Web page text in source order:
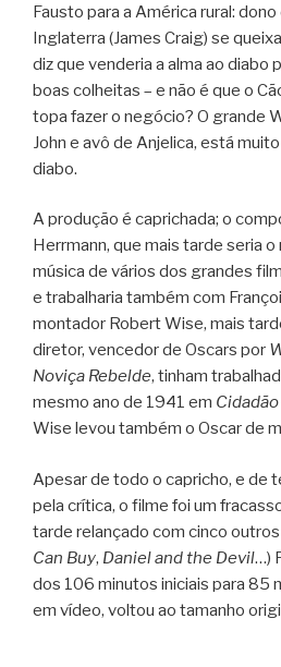
Fausto para a América rural:
Inglaterra (James Craig) se
diz que venderia a alma ao diabo
boas colheitas – e não é que o
topa fazer o negócio? O grande
John e avô de Anjelica, está
diabo.
A produção é caprichada; o
Herrmann, que mais tarde seria
música de vários dos grandes
e trabalharia também com
montador Robert Wise, mais
diretor, vencedor de Oscars por
Noviça Rebelde, tinham
mesmo ano de 1941 em
Wise levou também o Oscar de
Apesar de todo o capricho, e de
pela crítica, o filme foi um
tarde relançado com cinco
Can Buy, Daniel and the Devil…)
dos 106 minutos iniciais para 85
em vídeo, voltou ao tamanho